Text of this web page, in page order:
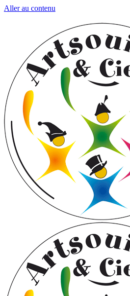
Aller au contenu